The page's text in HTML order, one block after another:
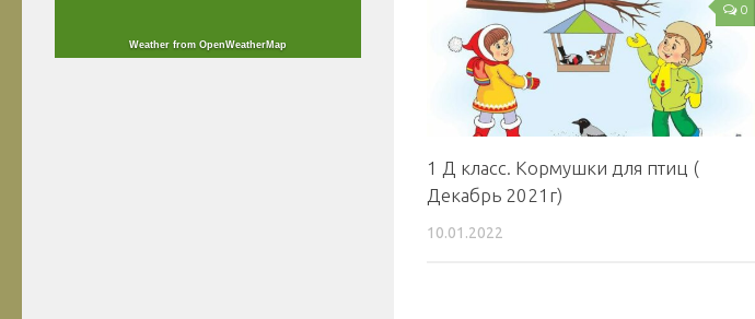
0
1 Д класс. Кормушки для птиц (
Декабрь 2021г)
10.01.2022
Weather from OpenWeatherMap